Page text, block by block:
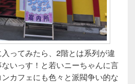
ってみたら、2階とは系列が違
いっす！と若いニーちゃんに言
カフェにも色々と派閥争い的な